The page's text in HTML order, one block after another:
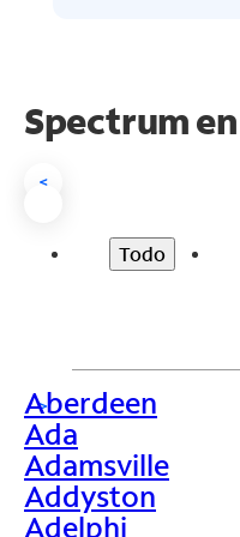
Spectrum en
<
Todo
>
Aberdeen
Ada
Adamsville
Addyston
Adelphi